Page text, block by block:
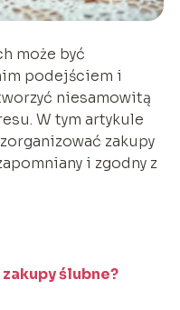
może być
podejściem i
niesamowitą
W tym artykule
zakupy
i zgodny z
ślubne?